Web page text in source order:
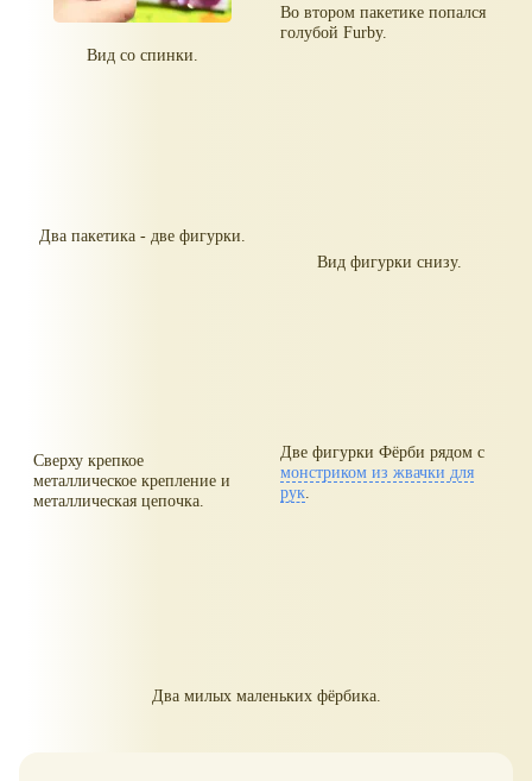
Вид со спинки.
Во втором пакетике попался
голубой Furby.
Два пакетика - две фигурки.
Вид фигурки снизу.
Сверху крепкое
металлическое крепление и
металлическая цепочка.
Две фигурки Фёрби рядом с
монстриком из жвачки для
рук.
Два милых маленьких фёрбика.